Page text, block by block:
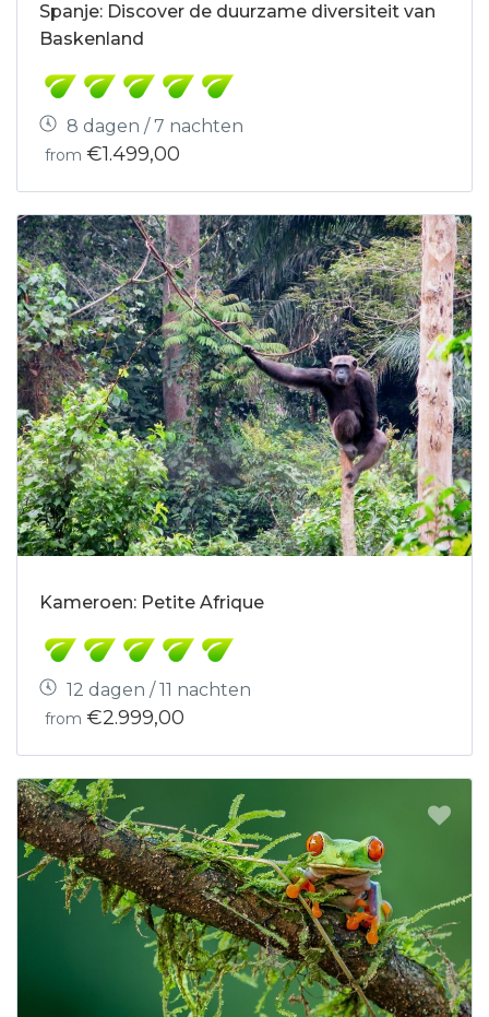
Spanje: Discover de duurzame diversiteit van
Baskenland
8 dagen / 7 nachten
from €1.499,00
Kameroen: Petite Afrique
12 dagen / 11 nachten
from €2.999,00